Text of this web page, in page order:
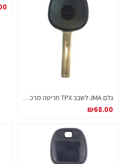
גלם JMA לשבב TPX חריטה מרכזית יונדאי קיה טויוטה TOYO 36P
₪68.00